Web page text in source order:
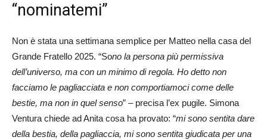
“nominatemi”
Non è stata una settimana semplice per Matteo nella casa del
Grande Fratello 2025. “Sono la persona più permissiva
dell’universo, ma con un minimo di regola. Ho detto non
facciamo le pagliacciata e non comportiamoci come delle
bestie, ma non in quel senso” – precisa l’ex pugile. Simona
Ventura chiede ad Anita cosa ha provato: “mi sono sentita dare
della bestia, della pagliaccia, mi sono sentita giudicata per una